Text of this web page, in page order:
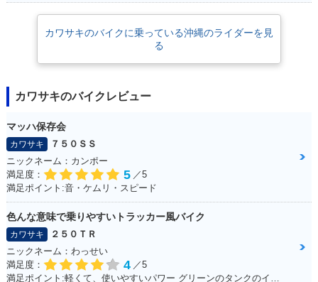
カワサキのバイクに乗っている沖縄のライダーを見
る
カワサキのバイクレビュー
マッハ保存会
カワサキ
７５０ＳＳ
ニックネーム：カンポー
満足度：
5 ／5
満足ポイント:音・ケムリ・スピード
色んな意味で乗りやすいトラッカー風バイク
カワサキ
２５０ＴＲ
ニックネーム：わっせい
満足度：
4 ／5